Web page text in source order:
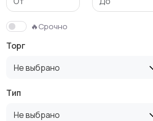
🔥Срочно
Торг
Не выбрано
Тип
Не выбрано